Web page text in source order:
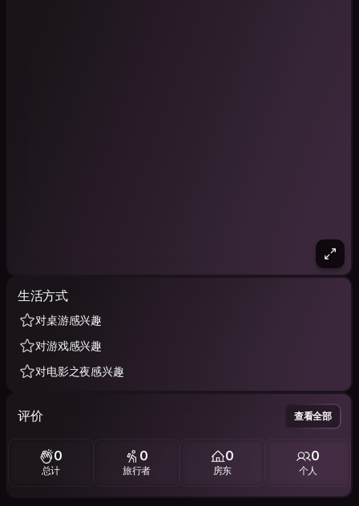
生活方式
对桌游感兴趣
对游戏感兴趣
对电影之夜感兴趣
评价 查看全部
0
总计
0
旅行者
0
房东
0
个人